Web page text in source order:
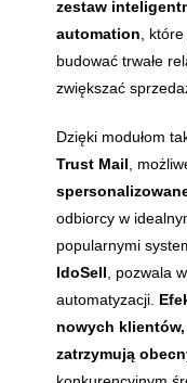
zestaw
automation ,
budować trwałe
zwiększać
Dzięki modułom
Trust Mail ,
odbiorcy w
popularnymi
IdoSell , pozwala
automatyzacji.
nowych
zatrzymują